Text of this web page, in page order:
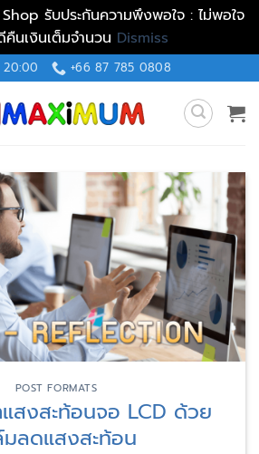
รับประกันความพึงพอใจ : ไม่พอใจ
นเงินเต็มจำนวน Dismiss
20:00 +66 87 785 0808
POST FORMATS
สงสะท้อนจอ LCD ด้วย
ลดแสงสะท้อน